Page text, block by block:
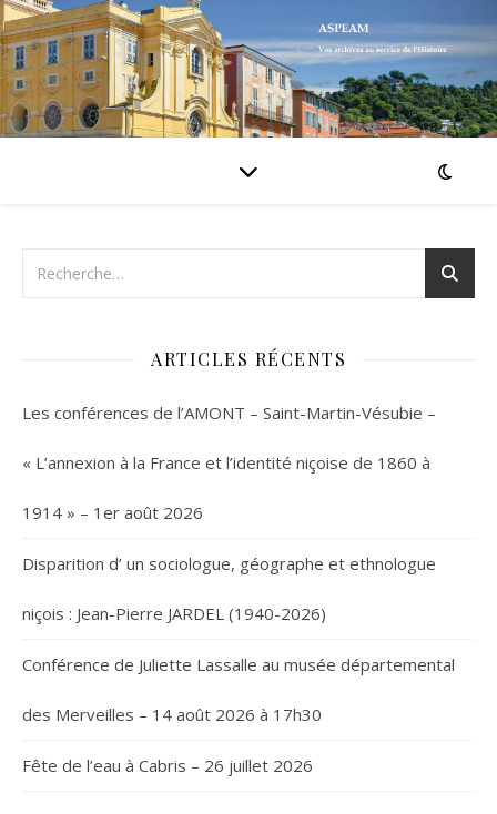
ARTICLES RÉCENTS
Les conférences de l’AMONT – Saint-Martin-Vésubie –
« L’annexion à la France et l’identité niçoise de 1860 à
1914 » – 1er août 2026
Disparition d’ un sociologue, géographe et ethnologue
niçois : Jean-Pierre JARDEL (1940-2026)
Conférence de Juliette Lassalle au musée départemental
des Merveilles – 14 août 2026 à 17h30
Fête de l’eau à Cabris – 26 juillet 2026